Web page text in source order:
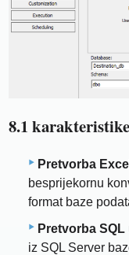
8.1 karakteristike
Pretvorba
besprijekornu
format baze
Pretvorba SQL
iz SQL Server